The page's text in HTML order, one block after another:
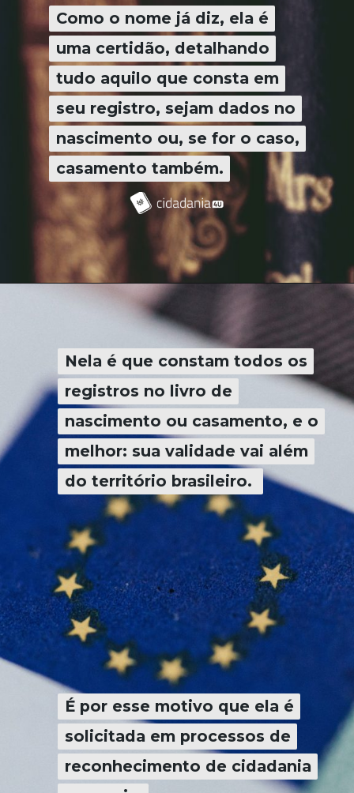
Como o nome já diz, ela é
uma certidão, detalhando
tudo aquilo que consta em
seu registro, sejam dados no
nascimento ou, se for o caso,
casamento também.
Como o nome já diz, ela é
uma certidão, detalhando
tudo aquilo que consta em
seu registro, sejam dados no
nascimento ou, se for o caso,
casamento também.
Nela é que constam todos os
registros no livro de
nascimento ou casamento, e o
melhor: sua validade vai além
do território brasileiro.
Nela é que constam todos os
registros no livro de
nascimento ou casamento, e o
melhor: sua validade vai além
do território brasileiro.
É por esse motivo que ela é
solicitada em processos de
reconhecimento de cidadania
É por esse motivo que ela é
solicitada em processos de
reconhecimento de cidadania